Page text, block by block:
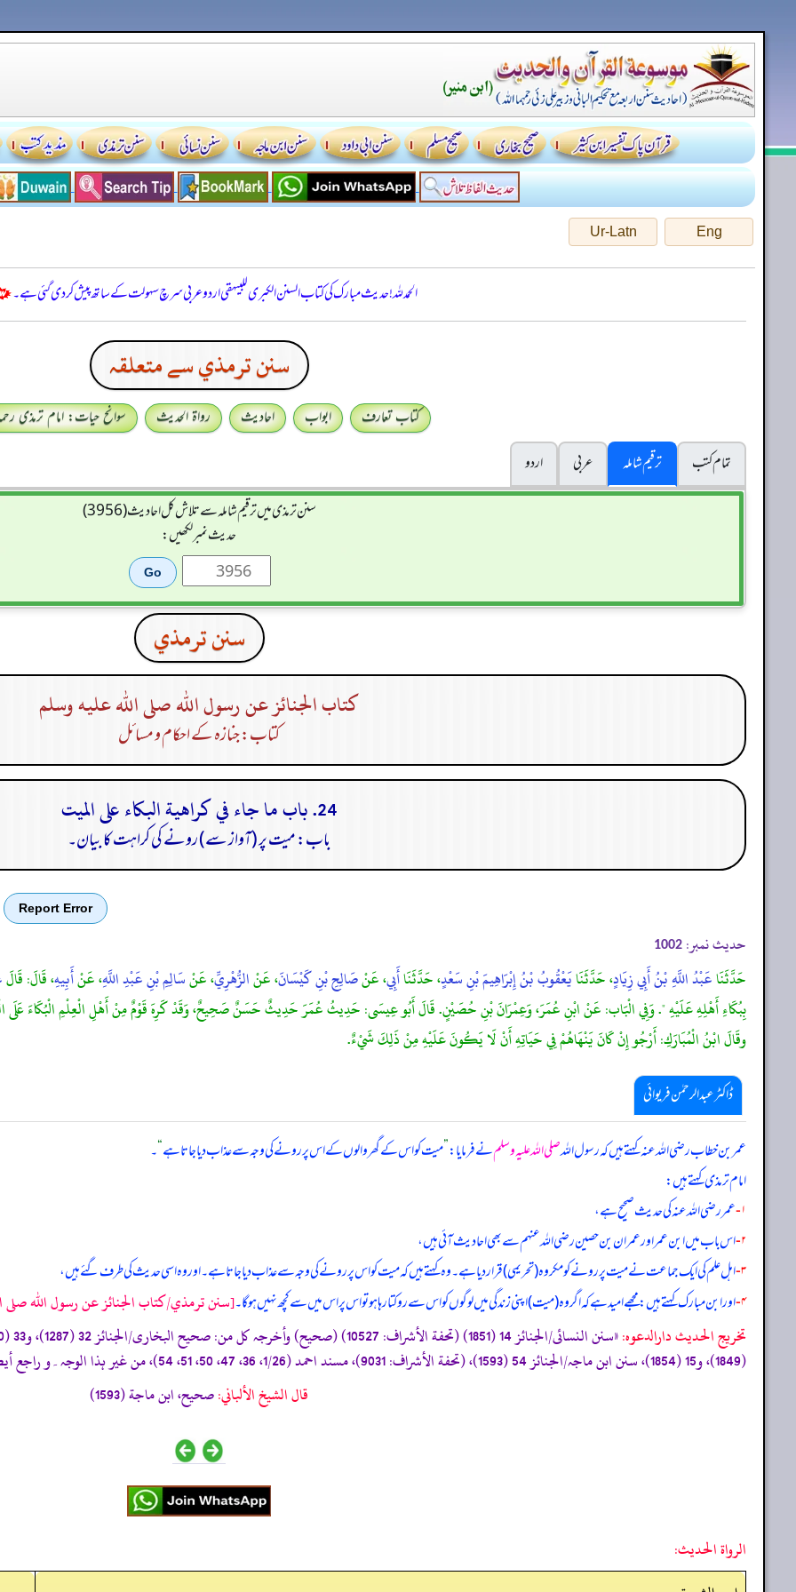
Eng
Ur-Latn
الحمدللہ! حدیث مبارک کی کتاب السنن الكبرى للبيهقي اردو عربی سرچ سہولت کے ساتھ پیش کر دی گئی ہے۔
سنن ترمذي سے متعلقہ
کتاب تعارف ابواب احادیث رواۃ الحدیث
سوانح حیات: امام ترمذی
تمام کتب
ترقیم شاملہ عربی
اردو
سنن ترمذی میں ترقیم شاملہ سے تلاش کل احادیث (3956)
حدیث نمبر لکھیں:
سنن ترمذي
كتاب الجنائز عن رسول الله صلى الله عليه وسلم
کتاب: جنازہ کے احکام و مسائل
24. باب ما جاء في كراهية البكاء على الميت
باب: میت پر (آواز سے) رونے کی کراہت کا بیان۔
Report Error
حدیث نمبر: 1002
حَدَّثَنَاعَبْدُ اللَّهِ بْنُ أَبِي زِيَادٍ، حَدَّثَنَايَعْقُوبُ بْنُ إِبْرَاهِيمَ بْنِ سَعْدٍ، حَدَّثَنَاأَبِي، عَنْصَالِحِ بْنِ كَيْسَانَ، عَنْالزُّهْرِيِّ، عَنْسَالِمِ بْنِ عَبْدِ اللَّهِ، عَنْأَبِيهِ، قَالَ: قَالَ
بِبُكَاءِ أَهْلِهِ عَلَيْهِ ". وَفِي الْبَاب: عَنْ ابْنِ عُمَرَ، وَعِمْرَانَ بْنِ حُصَيْنٍ. قَالَ أَبُو عِيسَى: حَدِيثُ عُمَرَ حَدِيثٌ حَسَنٌ صَحِيحٌ، وَقَدْ كَرِهَ قَوْمٌ مِنْ أَهْلِ الْعِلْمِ الْبُكَاءَ عَلَى
وقَالَ ابْنُ الْمُبَارَكِ: أَرْجُو إِنْ كَانَ يَنْهَاهُمْ فِي حَيَاتِهِ أَنْ لَا يَكُونَ عَلَيْهِ مِنْ ذَلِكَ شَيْءٌ.
ڈاکٹر عبدالرحمٰن فریوائی
عمر بن خطاب رضی الله عنہ کہتے ہیں کہرسول اللہصلی اللہ علیہ وسلمنے فرمایا:”میت کو اس کے گھر والوں کے اس پر رونے کی وجہ سے عذاب دیا جاتا ہے“۔
امام ترمذی کہتے ہیں:
۱- عمر رضی الله عنہ کی حدیث صحیح ہے،
۲- اس باب میں ابن عمر اور عمران بن حصین رضی الله عنہم سے بھی احادیث آئی ہیں،
۳- اہل علم کی ایک جماعت نے میت پر رونے کو مکروہ (تحریمی) قرار دیا ہے۔ وہ کہتے ہیں کہ میت کو اس پر رونے کی وجہ سے عذاب دیا جاتا ہے۔ اور وہ اسی حدیث کی طرف گئے ہیں،
۴- اور ابن مبارک کہتے ہیں: مجھے امید ہے کہ اگر وہ (میت) اپنی زندگی میں لوگوں کو اس سے روکتا رہا ہو تو اس پر اس میں سے کچھ نہیں ہو گا۔[سنن ترمذي/كتاب الجنائز عن رسول الله صلى
تخریج الحدیث دارالدعوہ:
(1849)، و15 (1854)، سنن ابن ماجہ/الجنائز 54 (1593)، (تحفة الأشراف: 9031)، مسند احمد (1/26، 36، 47، 50، 51، 54)، من غیر ہذا الوجہ۔و راجع أیضا مسند احمد (6/281)»
قال الشيخ الألباني:صحيح، ابن ماجة (1593)
الرواة الحديث: